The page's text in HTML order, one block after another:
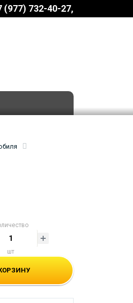
(977) 732-40-27
шт